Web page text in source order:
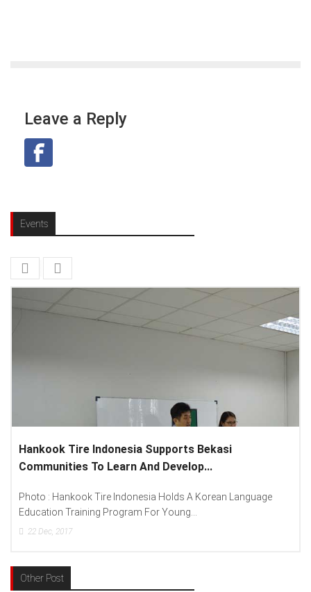
Leave a Reply
Events
Bekasi
Develop...
A Korean Language
Young...
Lenovo Introduced New Brand
Spread “Different Is Better”...
Photo : (From Left To Right) Helmy
Lenovo Indonesia), Andien Aisyah...
Other Post